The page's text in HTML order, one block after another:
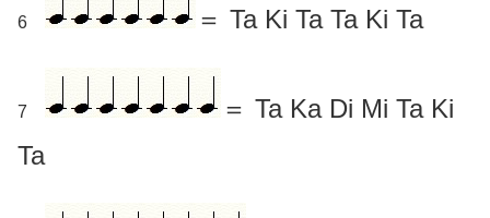
6 ＝ Ta Ki Ta Ta Ki Ta
7
＝ Ta Ka Di Mi Ta Ki
Ta